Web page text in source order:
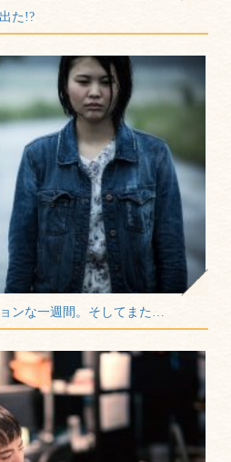
た!?
ンな一週間。そしてまた…